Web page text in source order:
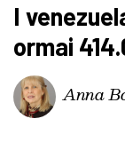
I
ormai
Anna